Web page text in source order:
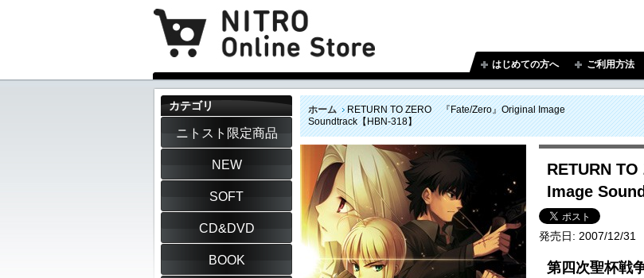
はじめての方へ ご利用方法
ホーム
RETURN TO ZERO 『Fate/Zero』Original Image
Soundtrack【HBN-318】
RETURN
Image
発売日: 2007/12/31
第四次聖杯戦
カテゴリ
ニトスト限定商品
NEW
SOFT
CD&DVD
BOOK